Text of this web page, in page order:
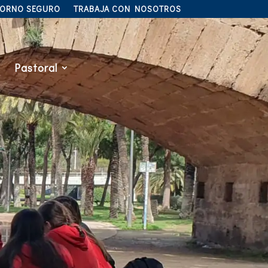
SEGURO TRABAJA CON NOSOTROS
Pastoral